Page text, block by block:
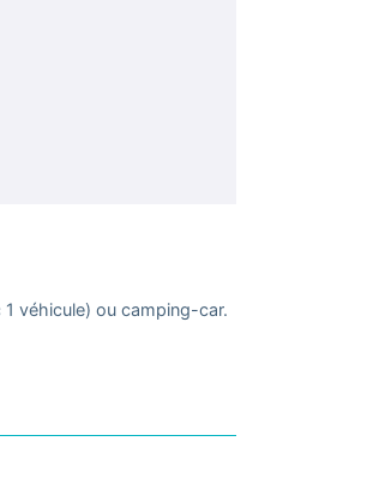
véhicule) ou camping-car.